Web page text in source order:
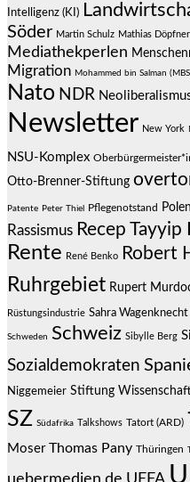
Intelligenz (KI)
Söder Martin Schulz Mathias Döpfner
Mediathekperlen
Migration Mohammed bin Salman
Nato NDR
Newsletter New York
NSU-Komplex
Otto-Brenner-Stiftung
Patente Peter Thiel Pflegenotstand Polen
Rassismus Recep Tayyip
Rente René Benko Robert
Ruhrgebiet Rupert
Rüstungsindustrie Sahra Wagenknecht
Schweden Schweiz Sibylle Berg
Sozialdemokraten
Niggemeier Stiftung
SZ Südafrika Talkshows Tatort (ARD)
Moser Thomas Pany Thüringen